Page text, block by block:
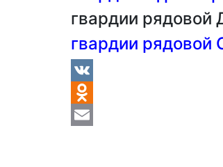
гвардии рядовой
гвардии рядовой
VK
Odnoklassniki